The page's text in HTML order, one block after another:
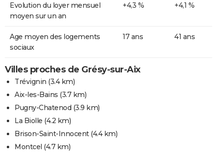
Evolution du loyer mensuel
moyen sur un an
+4,3 % +4,1 %
Age moyen des logements
sociaux
17 ans 41 ans
Villes proches de Grésy-sur-Aix
Trévignin (3.4 km)
Aix-les-Bains (3.7 km)
Pugny-Chatenod (3.9 km)
La Biolle (4.2 km)
Brison-Saint-Innocent(4.4 km)
Montcel (4.7 km)